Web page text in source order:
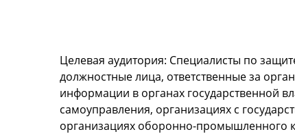
Целевая аудитория: Специалисты по
должностные лица, ответственные за
информации в органах государственной
самоуправления, организациях с
организациях оборонно-промышленного